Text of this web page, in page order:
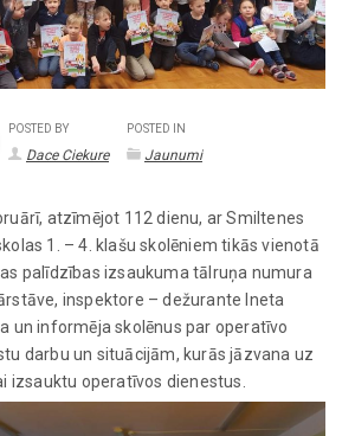
POSTED BY
Dace Ciekure
POSTED IN
Jaunumi
atzīmējot 112 dienu, ar Smiltenes
1. – 4. klašu skolēniem tikās vienotā
palīdzības izsaukuma tālruņa numura
inspektore – dežurante Ineta
un informēja skolēnus par operatīvo
darbu un situācijām, kurās jāzvana uz
izsauktu operatīvos dienestus.